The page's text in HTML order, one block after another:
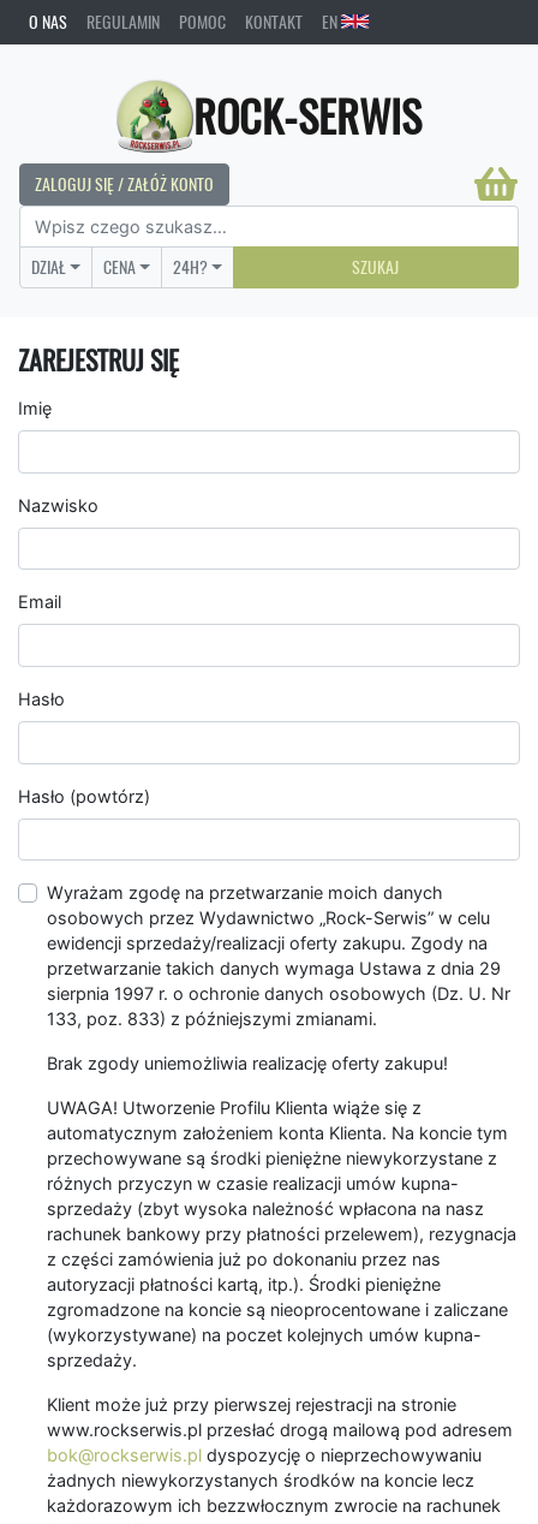
O NAS REGULAMIN POMOC KONTAKT EN
ROCK-SERWIS
ZALOGUJ SIĘ / ZAŁÓŻ KONTO
DZIAŁ CENA 24H? SZUKAJ
ZAREJESTRUJ SIĘ
Imię
Nazwisko
Email
Hasło
Hasło (powtórz)
Wyrażam zgodę na przetwarzanie moich danych
osobowych przez Wydawnictwo „Rock-Serwis” w celu
ewidencji sprzedaży/realizacji oferty zakupu. Zgody na
przetwarzanie takich danych wymaga Ustawa z dnia 29
sierpnia 1997 r. o ochronie danych osobowych (Dz. U. Nr
133, poz. 833) z późniejszymi zmianami.
Brak zgody uniemożliwia realizację oferty zakupu!
UWAGA! Utworzenie Profilu Klienta wiąże się z
automatycznym założeniem konta Klienta. Na koncie tym
przechowywane są środki pieniężne niewykorzystane z
różnych przyczyn w czasie realizacji umów kupna-
sprzedaży (zbyt wysoka należność wpłacona na nasz
rachunek bankowy przy płatności przelewem), rezygnacja
z części zamówienia już po dokonaniu przez nas
autoryzacji płatności kartą, itp.). Środki pieniężne
zgromadzone na koncie są nieoprocentowane i zaliczane
(wykorzystywane) na poczet kolejnych umów kupna-
sprzedaży.
Klient może już przy pierwszej rejestracji na stronie
www.rockserwis.pl przesłać drogą mailową pod adresem
bok@rockserwis.pl dyspozycję o nieprzechowywaniu
żadnych niewykorzystanych środków na koncie lecz
każdorazowym ich bezzwłocznym zwrocie na rachunek